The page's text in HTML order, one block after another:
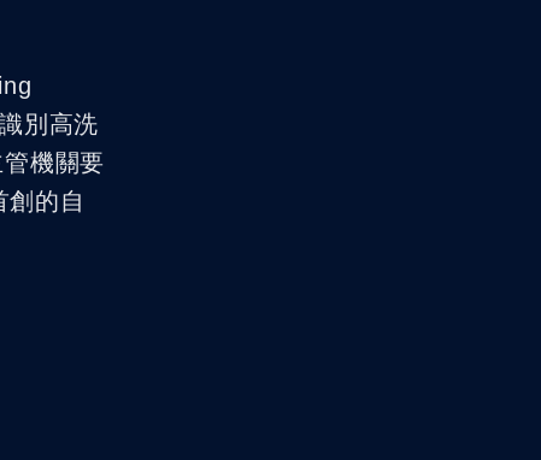
別高洗
機關要
的自